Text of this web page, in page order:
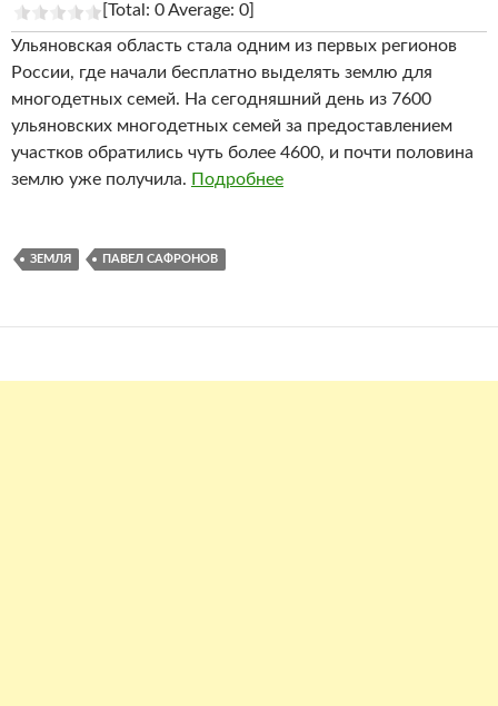
[Total: 0 Average: 0]
Ульяновская область стала одним из первых регионов
России, где начали бесплатно выделять землю для
многодетных семей. На сегодняшний день из 7600
ульяновских многодетных семей за предоставлением
участков обратились чуть более 4600, и почти половина
землю уже получила. Подробнее
ЗЕМЛЯ ПАВЕЛ САФРОНОВ